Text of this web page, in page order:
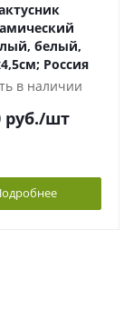
белый,
Россия
в наличии
руб./шт